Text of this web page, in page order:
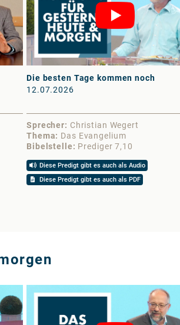
Die besten Tage kommen noch
12.07.2026
Sprecher
Christian Wegert
Thema
Das Evangelium
Bibelstelle
Prediger 7,10
Diese Predigt gibt es auch als Audio
Diese Predigt gibt es auch als PDF